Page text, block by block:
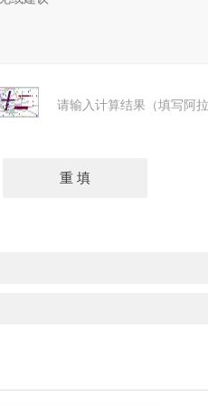
请输入计算结果（填写阿